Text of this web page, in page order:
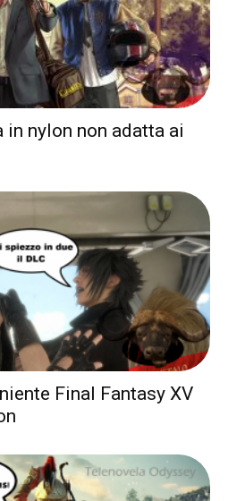
in nylon non adatta ai
Final Fantasy XV